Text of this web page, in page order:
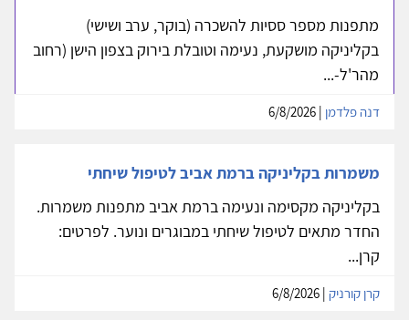
מתפנות מספר ססיות להשכרה (בוקר, ערב ושישי)
בקליניקה מושקעת, נעימה וטובלת בירוק בצפון הישן (רחוב
מהר'ל-...
דנה פלדמן
משמרות בקליניקה ברמת אביב לטיפול שיחתי
בקליניקה מקסימה ונעימה ברמת אביב מתפנות משמרות.
החדר מתאים לטיפול שיחתי במבוגרים ונוער. לפרטים:
קרן...
קרן קורניק